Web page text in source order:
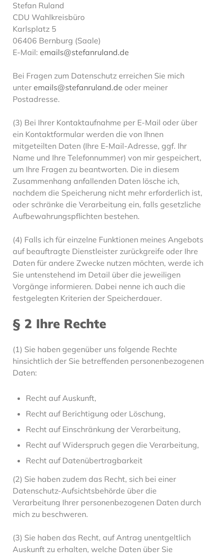
Stefan Ruland
CDU Wahlkreisbüro
Karlsplatz 5
06406 Bernburg (Saale)
E-Mail:emails@stefanruland.de
Bei Fragen zum Datenschutz erreichen Sie mich
unteremails@stefanruland.de oder meiner
Postadresse.
(3) Bei Ihrer Kontaktaufnahme per E-Mail oder über
ein Kontaktformular werden die von Ihnen
mitgeteilten Daten (Ihre E-Mail-Adresse, ggf. Ihr
Name und Ihre Telefonnummer) von mir gespeichert,
um Ihre Fragen zu beantworten. Die in diesem
Zusammenhang anfallenden Daten lösche ich,
nachdem die Speicherung nicht mehr erforderlich ist,
oder schränke die Verarbeitung ein, falls gesetzliche
Aufbewahrungspflichten bestehen.
(4) Falls ich für einzelne Funktionen meines Angebots
auf beauftragte Dienstleister zurückgreife oder Ihre
Daten für andere Zwecke nutzen möchten, werde ich
Sie untenstehend im Detail über die jeweiligen
Vorgänge informieren. Dabei nenne ich auch die
festgelegten Kriterien der Speicherdauer.
§ 2 Ihre Rechte
(1) Sie haben gegenüber uns folgende Rechte
hinsichtlich der Sie betreffenden personenbezogenen
Daten:
Recht auf Auskunft,
Recht auf Berichtigung oder Löschung,
Recht auf Einschränkung der Verarbeitung,
Recht auf Widerspruch gegen die Verarbeitung,
Recht auf Datenübertragbarkeit
(2) Sie haben zudem das Recht, sich bei einer
Datenschutz-Aufsichtsbehörde über die
Verarbeitung Ihrer personenbezogenen Daten durch
mich zu beschweren.
(3) Sie haben das Recht, auf Antrag unentgeltlich
Auskunft zu erhalten, welche Daten über Sie